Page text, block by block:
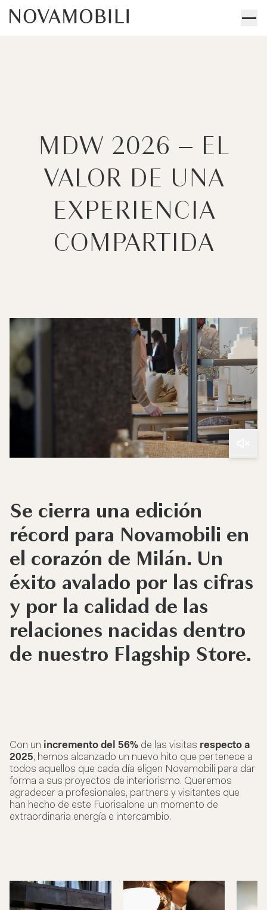
MDW 2026 – EL
VALOR DE UNA
EXPERIENCIA
COMPARTIDA
Se cierra una edición
récord para Novamobili en
el corazón de Milán. Un
éxito avalado por las cifras
y por la calidad de las
relaciones nacidas dentro
de nuestro Flagship Store.
Con un incremento del 56% de las visitas respecto a
2025, hemos alcanzado un nuevo hito que pertenece a
todos aquellos que cada día eligen Novamobili para dar
forma a sus proyectos de interiorismo. Queremos
agradecer a profesionales, partners y visitantes que
han hecho de este Fuorisalone un momento de
extraordinaria energía e intercambio.